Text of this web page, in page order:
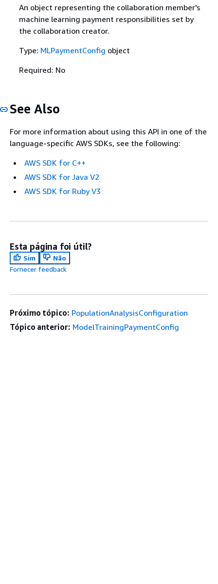
An object representing the collaboration member's
machine learning payment responsibilities set by
the collaboration creator.
Type: MLPaymentConfig object
Required: No
See Also
For more information about using this API in one of the
language-specific AWS SDKs, see the following:
AWS SDK for C++
AWS SDK for Java V2
AWS SDK for Ruby V3
Esta página foi útil?
Sim
Não
Fornecer feedback
Próximo tópico: PopulationAnalysisConfiguration
Tópico anterior: ModelTrainingPaymentConfig